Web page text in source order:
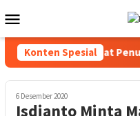
ke
kontenMobile
Konten Spesial
KomDigi Percepat
6 Desember 2020
Isdianto Minta